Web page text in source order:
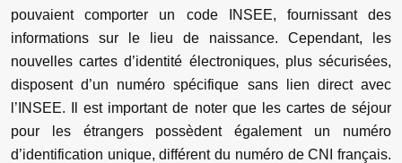
pouvaient comporter un code INSEE, fournissant des
informations sur le lieu de naissance. Cependant, les
nouvelles cartes d’identité électroniques, plus sécurisées,
disposent d’un numéro spécifique sans lien direct avec
l’INSEE. Il est important de noter que les cartes de séjour
pour les étrangers possèdent également un numéro
d’identification unique, différent du numéro de CNI français.